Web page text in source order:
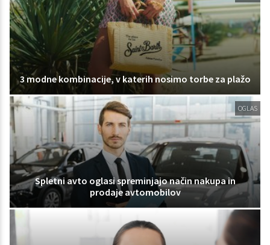
3 modne kombinacije, v katerih nosimo torbe za plažo
OGLAS
Spletni avto oglasi spreminjajo način nakupa in
prodaje avtomobilov